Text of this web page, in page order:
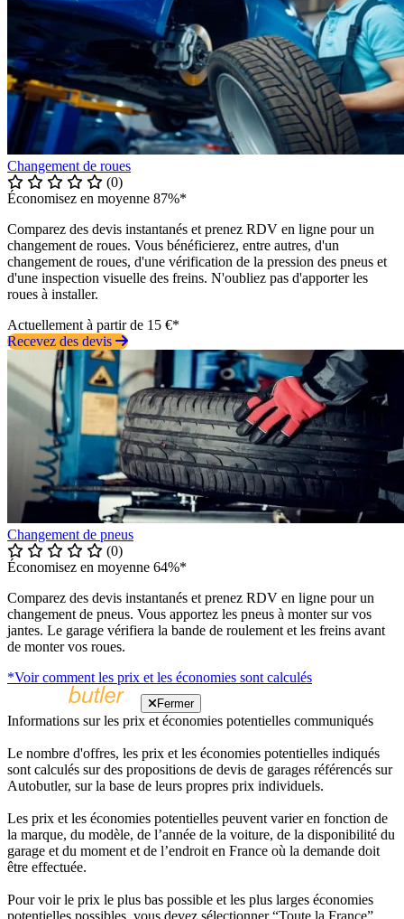
Changement de roues
(0)
Économisez en moyenne 87%*
Comparez des devis instantanés et prenez RDV en ligne pour un
changement de roues. Vous bénéficierez, entre autres, d'un
changement de roues, d'une vérification de la pression des pneus et
d'une inspection visuelle des freins. N'oubliez pas d'apporter les
roues à installer.
Actuellement à partir de 15 €*
Recevez des devis
Changement de pneus
(0)
Économisez en moyenne 64%*
Comparez des devis instantanés et prenez RDV en ligne pour un
changement de pneus. Vous apportez les pneus à monter sur vos
jantes. Le garage vérifiera la bande de roulement et les freins avant
de monter vos roues.
*Voir comment les prix et les économies sont calculés
Fermer
Informations sur les prix et économies potentielles communiqués
Le nombre d'offres, les prix et les économies potentielles indiqués
sont calculés sur des propositions de devis de garages référencés sur
Autobutler, sur la base de leurs propres prix individuels.
Les prix et les économies potentielles peuvent varier en fonction de
la marque, du modèle, de l’année de la voiture, de la disponibilité du
garage et du moment et de l’endroit en France où la demande doit
être effectuée.
Pour voir le prix le plus bas possible et les plus larges économies
potentielles possibles, vous devez sélectionner “Toute la France”